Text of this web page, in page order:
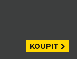
KOUPIT